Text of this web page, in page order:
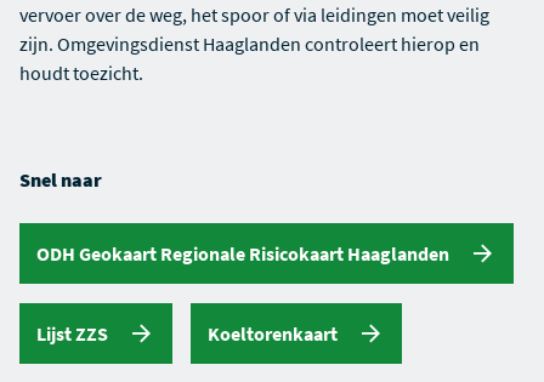
vervoer over de weg, het spoor of via leidingen moet veilig
zijn. Omgevingsdienst Haaglanden controleert hierop en
houdt toezicht.
Snel naar
ODH Geokaart Regionale Risicokaart Haaglanden
Lijst ZZS Koeltorenkaart